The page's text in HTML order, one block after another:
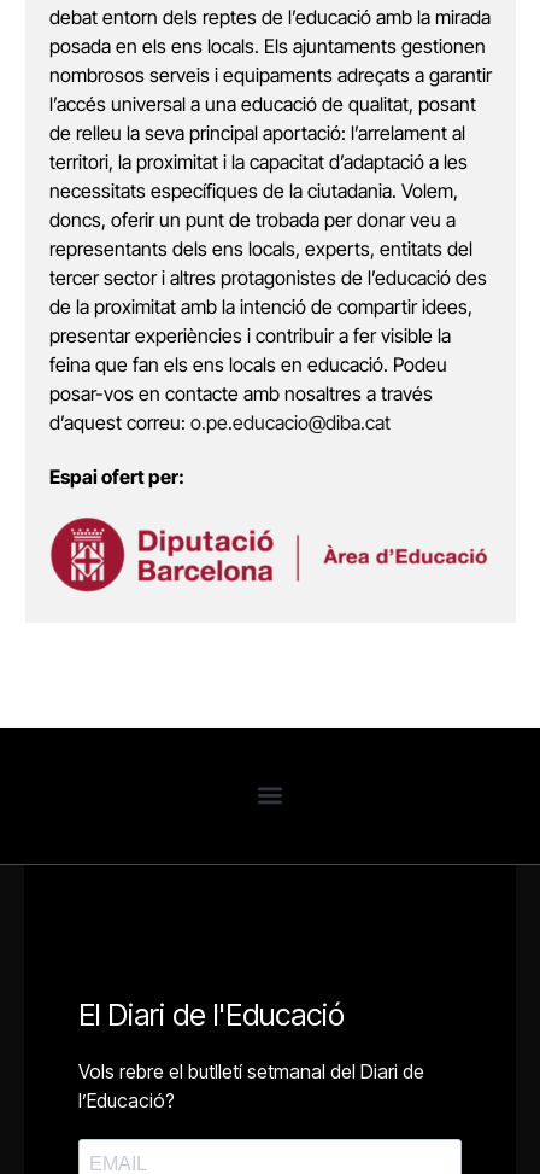
debat entorn dels reptes de l’educació amb la mirada
posada en els ens locals. Els ajuntaments gestionen
nombrosos serveis i equipaments adreçats a garantir
l’accés universal a una educació de qualitat, posant
de relleu la seva principal aportació: l’arrelament al
territori, la proximitat i la capacitat d’adaptació a les
necessitats específiques de la ciutadania. Volem,
doncs, oferir un punt de trobada per donar veu a
representants dels ens locals, experts, entitats del
tercer sector i altres protagonistes de l’educació des
de la proximitat amb la intenció de compartir idees,
presentar experiències i contribuir a fer visible la
feina que fan els ens locals en educació. Podeu
posar-vos en contacte amb nosaltres a través
d’aquest correu: o.pe.educacio@diba.cat
Espai ofert per: